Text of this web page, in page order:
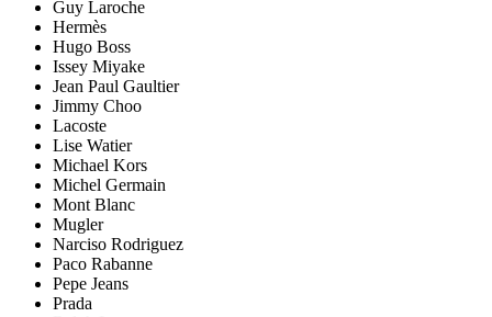
Guy Laroche
Hermès
Hugo Boss
Issey Miyake
Jean Paul Gaultier
Jimmy Choo
Lacoste
Lise Watier
Michael Kors
Michel Germain
Mont Blanc
Mugler
Narciso Rodriguez
Paco Rabanne
Pepe Jeans
Prada